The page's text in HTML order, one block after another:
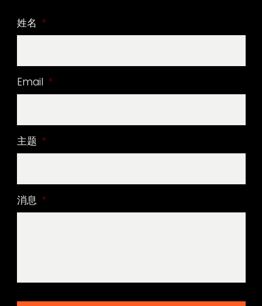
姓名 *
Email *
主题 *
消息 *